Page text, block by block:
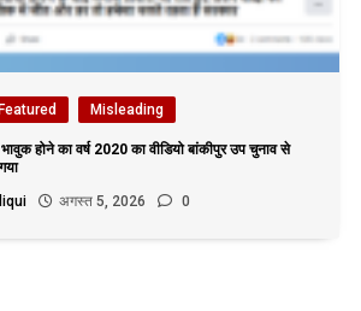
Misleading
होने का वर्ष 2020 का वीडियो बांकीपुर उप चुनाव से
अगस्त 5, 2026 0